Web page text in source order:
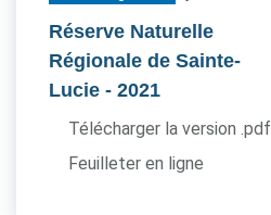
Réserve Naturelle
Régionale de Sainte-
Lucie - 2021
Télécharger la version .pdf
Feuilleter en ligne